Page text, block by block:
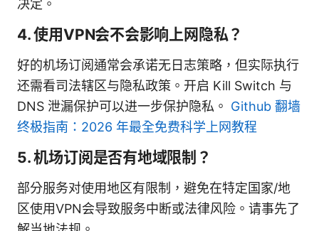
决定。
4. 使用VPN会不会影响上网隐私？
好的机场订阅通常会承诺无日志策略，但实际执行
还需看司法辖区与隐私政策。开启 Kill Switch 与
DNS 泄漏保护可以进一步保护隐私。 Github 翻墙
终极指南：2026 年最全免费科学上网教程
5. 机场订阅是否有地域限制？
部分服务对使用地区有限制，避免在特定国家/地
区使用VPN会导致服务中断或法律风险。请事先了